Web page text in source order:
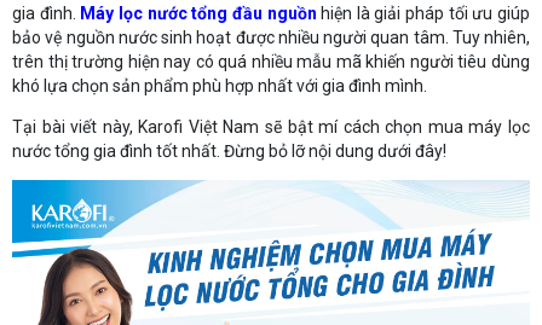
gia đình.
Máy lọc nước tổng đầu nguồn hiện là giải pháp tối ưu giúp
bảo vệ nguồn nước sinh hoạt được nhiều người quan tâm. Tuy nhiên,
trên thị trường hiện nay có quá nhiều mẫu mã khiến người tiêu dùng
khó lựa chọn sản phẩm phù hợp nhất với gia đình mình.
Tại bài viết này, Karofi Việt Nam sẽ bật mí cách chọn mua máy lọc
nước tổng gia đình tốt nhất. Đừng bỏ lỡ nội dung dưới đây!